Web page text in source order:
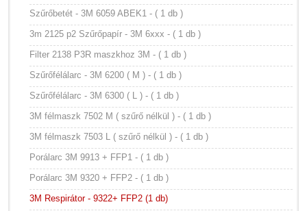
Szűrőbetét - 3M 6059 ABEK1 - ( 1 db )
3m 2125 p2 Szűrőpapír - 3M 6xxx - ( 1 db )
Filter 2138 P3R maszkhoz 3M - ( 1 db )
Szűrőfélálarc - 3M 6200 ( M ) - ( 1 db )
Szűrőfélálarc - 3M 6300 ( L ) - ( 1 db )
3M félmaszk 7502 M ( szűrő nélkül ) - ( 1 db )
3M félmaszk 7503 L ( szűrő nélkül ) - ( 1 db )
Porálarc 3M 9913 + FFP1 - ( 1 db )
Porálarc 3M 9320 + FFP2 - ( 1 db )
3M Respirátor - 9322+ FFP2 (1 db)